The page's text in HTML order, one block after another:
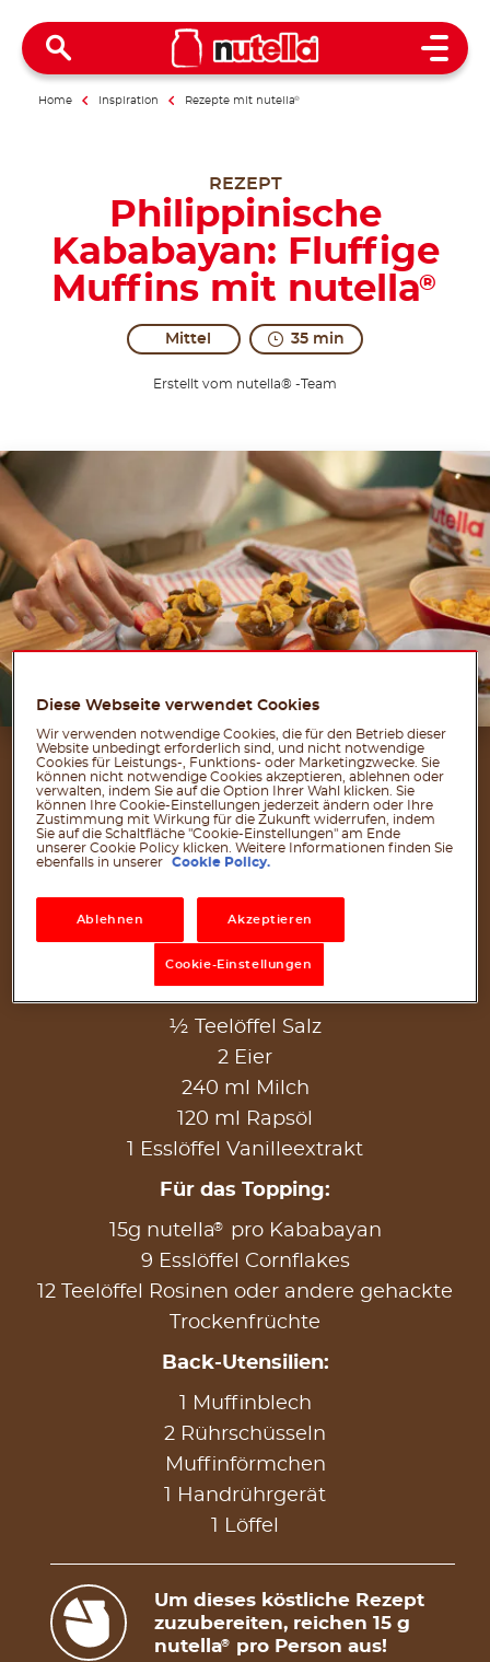
Open
Home Inspiration Rezepte mit nutella®
REZEPT
Philippinische
Kababayan: Fluffige
Muffins mit nutella®
Mittel 35 min
Erstellt vom nutella® -Team
ZUTATEN
FÜR 12 POTIONEN
Für den Teig:
200 g Mehl
1 Teelöffel Backpulver
½ Teelöffel Natron
½ Teelöffel Salz
2 Eier
240 ml Milch
120 ml Rapsöl
1 Esslöffel Vanilleextrakt
Für das Topping:
15g nutella®
pro Kababayan
9 Esslöffel Cornflakes
12 Teelöffel Rosinen oder andere gehackte
Trockenfrüchte
Back-Utensilien:
1 Muffinblech
2 Rührschüsseln
Muffinförmchen
1 Handrührgerät
1 Löffel
Um dieses köstliche Rezept
zuzubereiten, reichen 15 g
nutella® pro Person aus!
Diese Webseite verwendet Cookies
Wir verwenden notwendige Cookies, die für den Betrieb dieser
Website unbedingt erforderlich sind, und nicht notwendige
Cookies für Leistungs-, Funktions- oder Marketingzwecke. Sie
können nicht notwendige Cookies akzeptieren, ablehnen oder
verwalten, indem Sie auf die Option Ihrer Wahl klicken. Sie
können Ihre Cookie-Einstellungen jederzeit ändern oder Ihre
Zustimmung mit Wirkung für die Zukunft widerrufen, indem
Sie auf die Schaltfläche "Cookie-Einstellungen" am Ende
unserer Cookie Policy klicken. Weitere Informationen finden Sie
ebenfalls in unserer
Cookie Policy.
Ablehnen Akzeptieren
Cookie-Einstellungen